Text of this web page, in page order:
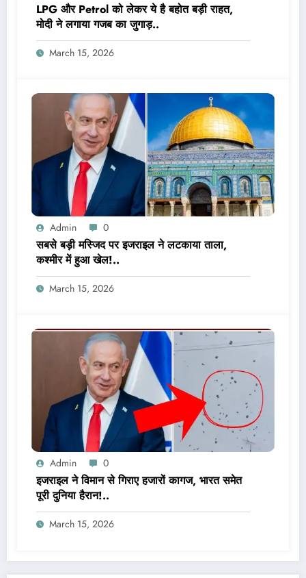
LPG और Petrol को लेकर ये है बहोत बड़ी राहत,
मोदी ने लगाया गजब का जुगाड़..
March 15, 2026
Admin 0
सबसे बड़ी मस्जिद पर इजराइल ने लटकाया ताला,
कश्मीर में हुआ खेल!..
March 15, 2026
Admin 0
इजराइल ने विमान से गिराए हजारों कागज, भारत समेत
पूरी दुनिया हैरान!..
March 15, 2026